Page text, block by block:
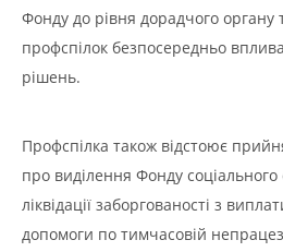
Фонду до рівня дорадчого органу
профспілок безпосередньо
рішень.
Профспілка також відстоює
про виділення Фонду
ліквідації заборгованості з
допомоги по тимчасовій